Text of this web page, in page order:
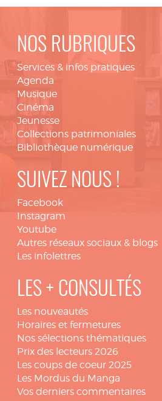
NOS RUBRIQUES
Services & infos pratiques
Agenda
Musique
Cinéma
Jeunesse
Collections patrimoniales
Bibliothèque numérique
SUIVEZ NOUS !
Facebook
Instagram
Youtube
Autres réseaux sociaux & blogs
Les infolettres
LES + CONSULTÉS
Les nouveautés
Horaires et fermetures
Nos sélections thématiques
Prix des lecteurs 2026
Les coups de coeur 2025
Les Mordus du Manga
Vos derniers commentaires